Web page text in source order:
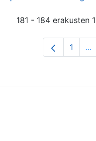
181 - 184 erakusten
1 ...